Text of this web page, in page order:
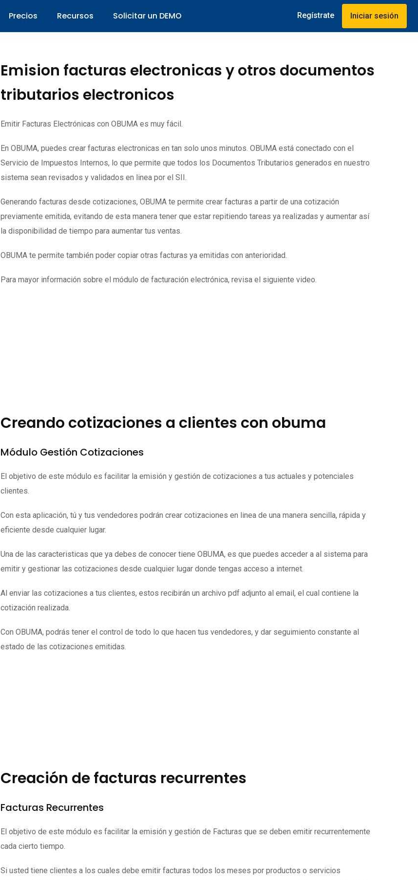
Precios Recursos Solicitar un DEMO Regístrate Iniciar sesión
Emision facturas electronicas y otros documentos
tributarios electronicos
Emitir Facturas Electrónicas con OBUMA es muy fácil.
En OBUMA, puedes crear facturas electronicas en tan solo unos minutos. OBUMA está conectado con el
Servicio de Impuestos Internos, lo que permite que todos los Documentos Tributarios generados en nuestro
sistema sean revisados y validados en linea por el SII.
Generando facturas desde cotizaciones, OBUMA te permite crear facturas a partir de una cotización
previamente emitida, evitando de esta manera tener que estar repitiendo tareas ya realizadas y aumentar así
la disponibilidad de tiempo para aumentar tus ventas.
OBUMA te permite también poder copiar otras facturas ya emitidas con anterioridad.
Para mayor información sobre el módulo de facturación electrónica, revisa el siguiente video.
Creando cotizaciones a clientes con obuma
Módulo Gestión Cotizaciones
El objetivo de este módulo es facilitar la emisión y gestión de cotizaciones a tus actuales y potenciales
clientes.
Con esta aplicación, tú y tus vendedores podrán crear cotizaciones en linea de una manera sencilla, rápida y
eficiente desde cualquier lugar.
Una de las caracteristicas que ya debes de conocer tiene OBUMA, es que puedes acceder a al sistema para
emitir y gestionar las cotizaciones desde cualquier lugar donde tengas acceso a internet.
Al enviar las cotizaciones a tus clientes, estos recibirán un archivo pdf adjunto al email, el cual contiene la
cotización realizada.
Con OBUMA, podrás tener el control de todo lo que hacen tus vendedores, y dar seguimiento constante al
estado de las cotizaciones emitidas.
Creación de facturas recurrentes
Facturas Recurrentes
El objetivo de este módulo es facilitar la emisión y gestión de Facturas que se deben emitir recurrentemente
cada cierto tiempo.
Si usted tiene clientes a los cuales debe emitir facturas todos los meses por productos o servicios